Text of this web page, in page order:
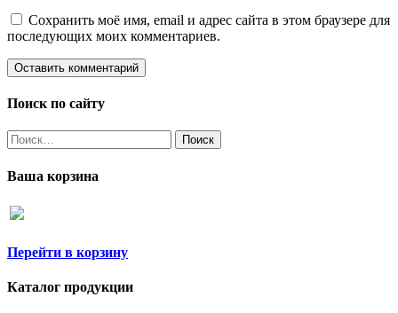
Сохранить моё имя, email и адрес сайта в этом браузере для
последующих моих комментариев.
Поиск по сайту
Найти:
Ваша корзина
Перейти в корзину
Каталог продукции